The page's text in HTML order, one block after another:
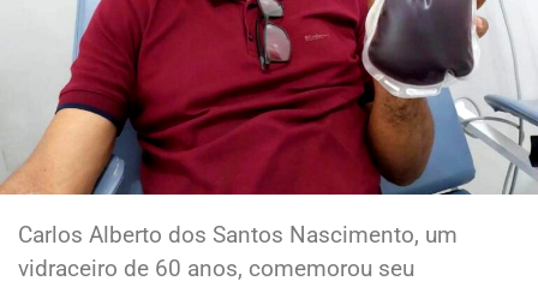
Carlos Alberto dos Santos Nascimento, um
vidraceiro de 60 anos, comemorou seu